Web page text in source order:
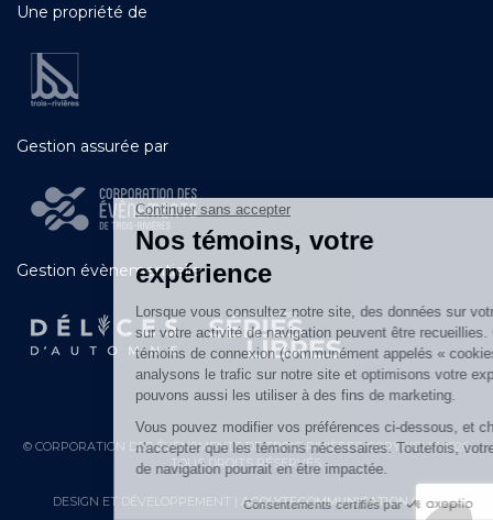
Une propriété de
Gestion assurée par
Gestion évènementielle
© CORPORATION DES ÉVÈNEMENTS DE TROIS-RIVIÈRES. COPYRIGHT 2026.
TOUS DROITS RÉSERVÉS.
DESIGN ET DÉVELOPPEMENT | ACOLYTECOMMUNICATION.COM